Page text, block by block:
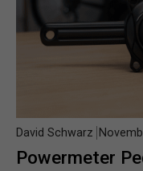
Powermeter
David Schwarz